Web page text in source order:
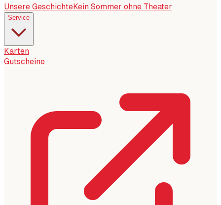
Unsere GeschichteKein Sommer ohne Theater
Service
Karten
Gutscheine